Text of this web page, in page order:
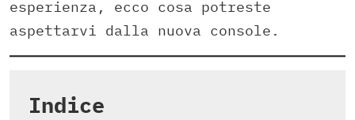
esperienza, ecco cosa potreste
aspettarvi dalla nuova console.
Indice